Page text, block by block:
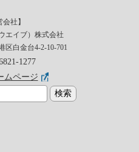
会社】
エイブ）株式会社
区白金台4-2-10-701
1277
ムページ